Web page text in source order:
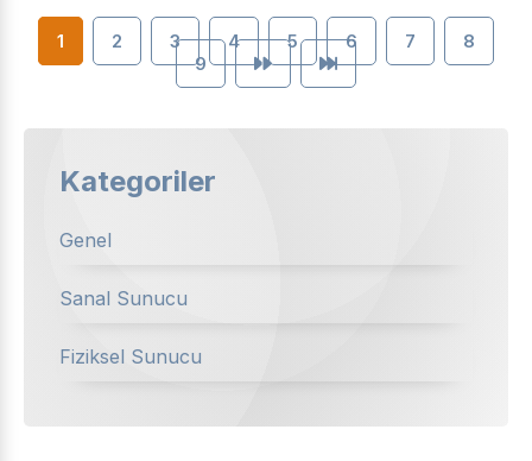
1 2 3 4 5 6 7
8
9
Kategoriler
Genel
Sanal Sunucu
Fiziksel Sunucu